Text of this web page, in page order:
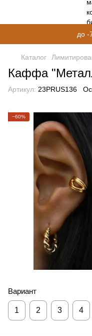
до -
Каталог
Каффа
Артикул: 23PRUS136
−60%
Вариант
1 2 3 4